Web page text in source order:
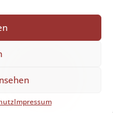
Impressum